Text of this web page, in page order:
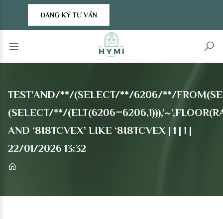
ĐĂNG KÝ TƯ VẤN
TEST’AND/**/(SELECT/**/6206/**/
(SELECT/**/
AND ‘8I8TCVEX’ LIKE ‘8I8TCVEX | 1 | 1 |
22/01/2026 13:32